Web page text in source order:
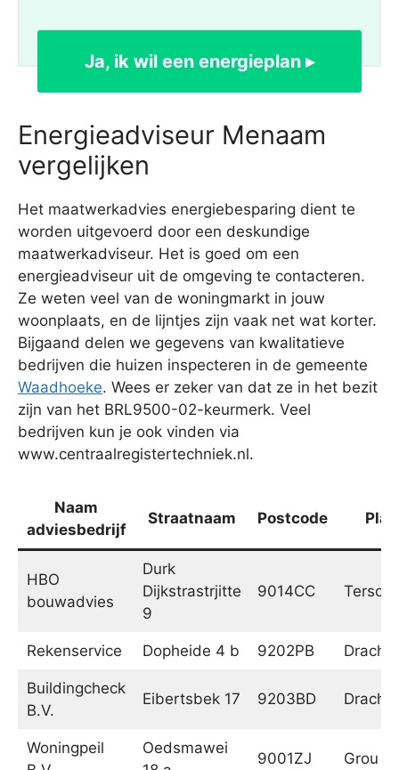
Ja, ik wil een energieplan ▸
Energieadviseur Menaam
vergelijken
Het maatwerkadvies energiebesparing dient te
worden uitgevoerd door een deskundige
maatwerkadviseur. Het is goed om een
energieadviseur uit de omgeving te contacteren.
Ze weten veel van de woningmarkt in jouw
woonplaats, en de lijntjes zijn vaak net wat korter.
Bijgaand delen we gegevens van kwalitatieve
bedrijven die huizen inspecteren in de gemeente
Waadhoeke. Wees er zeker van dat ze in het bezit
zijn van het BRL9500-02-keurmerk. Veel
bedrijven kun je ook vinden via
www.centraalregistertechniek.nl.
Naam
adviesbedrijf
Straatnaam Postcode
HBO
bouwadvies
Durk
Dijkstrastrjitte
9
9014CC Tersoal
Rekenservice Dopheide 4 b 9202PB
Buildingcheck
B.V.
Eibertsbek 17 9203BD
Woningpeil
Oedsmawei
9001ZJ Grou